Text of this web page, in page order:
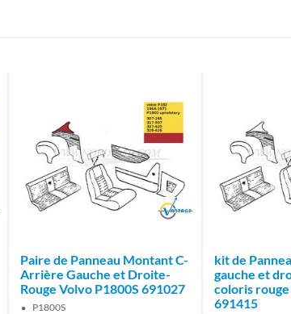
Brand
Paire de Panneau Montant C-
Arrière Gauche et Droite-
Rouge Volvo P1800S 691027
P1800S
kit de
gauche et
coloris
691415